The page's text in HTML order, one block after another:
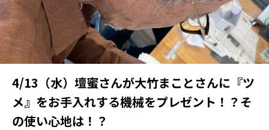
4/13（水）壇蜜さんが大竹まことさんに『ツ
メ』をお手入れする機械をプレゼント！？そ
の使い心地は！？